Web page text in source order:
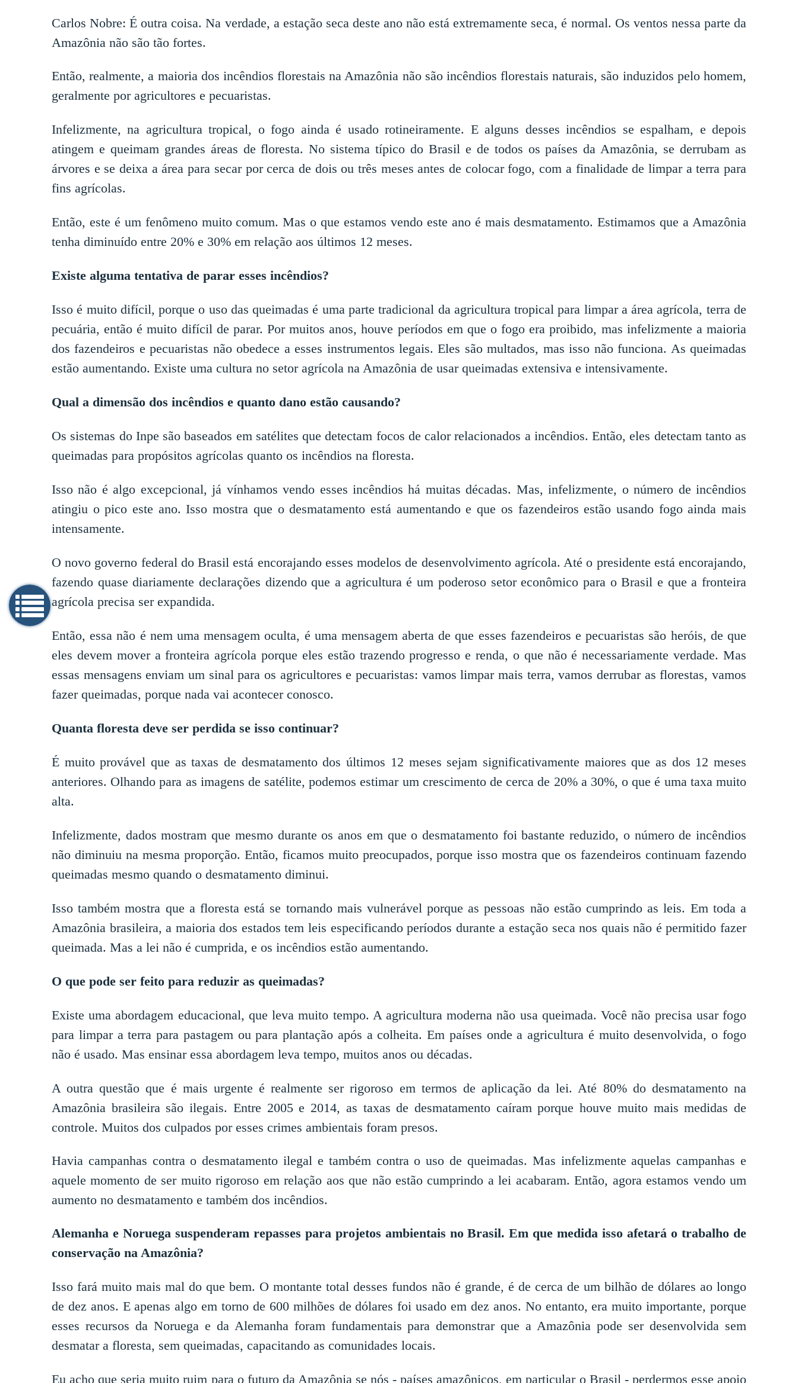
Carlos Nobre: É outra coisa. Na verdade, a estação seca deste ano não está extremamente seca, é normal. Os ventos nessa parte da
Amazônia não são tão fortes.
Então, realmente, a maioria dos incêndios florestais na Amazônia não são incêndios florestais naturais, são induzidos pelo homem,
geralmente por agricultores e pecuaristas.
Infelizmente, na agricultura tropical, o fogo ainda é usado rotineiramente. E alguns desses incêndios se espalham, e depois
atingem e queimam grandes áreas de floresta. No sistema típico do Brasil e de todos os países da Amazônia, se derrubam as
árvores e se deixa a área para secar por cerca de dois ou três meses antes de colocar fogo, com a finalidade de limpar a terra para
fins agrícolas.
Então, este é um fenômeno muito comum. Mas o que estamos vendo este ano é mais desmatamento. Estimamos que a Amazônia
tenha diminuído entre 20% e 30% em relação aos últimos 12 meses.
Existe alguma tentativa de parar esses incêndios?
Isso é muito difícil, porque o uso das queimadas é uma parte tradicional da agricultura tropical para limpar a área agrícola, terra de
pecuária, então é muito difícil de parar. Por muitos anos, houve períodos em que o fogo era proibido, mas infelizmente a maioria
dos fazendeiros e pecuaristas não obedece a esses instrumentos legais. Eles são multados, mas isso não funciona. As queimadas
estão aumentando. Existe uma cultura no setor agrícola na Amazônia de usar queimadas extensiva e intensivamente.
Qual a dimensão dos incêndios e quanto dano estão causando?
Os sistemas do Inpe são baseados em satélites que detectam focos de calor relacionados a incêndios. Então, eles detectam tanto as
queimadas para propósitos agrícolas quanto os incêndios na floresta.
Isso não é algo excepcional, já vínhamos vendo esses incêndios há muitas décadas. Mas, infelizmente, o número de incêndios
atingiu o pico este ano. Isso mostra que o desmatamento está aumentando e que os fazendeiros estão usando fogo ainda mais
intensamente.
O novo governo federal do Brasil está encorajando esses modelos de desenvolvimento agrícola. Até o presidente está encorajando,
fazendo quase diariamente declarações dizendo que a agricultura é um poderoso setor econômico para o Brasil e que a fronteira
agrícola precisa ser expandida.
Então, essa não é nem uma mensagem oculta, é uma mensagem aberta de que esses fazendeiros e pecuaristas são heróis, de que
eles devem mover a fronteira agrícola porque eles estão trazendo progresso e renda, o que não é necessariamente verdade. Mas
essas mensagens enviam um sinal para os agricultores e pecuaristas: vamos limpar mais terra, vamos derrubar as florestas, vamos
fazer queimadas, porque nada vai acontecer conosco.
Quanta floresta deve ser perdida se isso continuar?
É muito provável que as taxas de desmatamento dos últimos 12 meses sejam significativamente maiores que as dos 12 meses
anteriores. Olhando para as imagens de satélite, podemos estimar um crescimento de cerca de 20% a 30%, o que é uma taxa muito
alta.
Infelizmente, dados mostram que mesmo durante os anos em que o desmatamento foi bastante reduzido, o número de incêndios
não diminuiu na mesma proporção. Então, ficamos muito preocupados, porque isso mostra que os fazendeiros continuam fazendo
queimadas mesmo quando o desmatamento diminui.
Isso também mostra que a floresta está se tornando mais vulnerável porque as pessoas não estão cumprindo as leis. Em toda a
Amazônia brasileira, a maioria dos estados tem leis especificando períodos durante a estação seca nos quais não é permitido fazer
queimada. Mas a lei não é cumprida, e os incêndios estão aumentando.
O que pode ser feito para reduzir as queimadas?
Existe uma abordagem educacional, que leva muito tempo. A agricultura moderna não usa queimada. Você não precisa usar fogo
para limpar a terra para pastagem ou para plantação após a colheita. Em países onde a agricultura é muito desenvolvida, o fogo
não é usado. Mas ensinar essa abordagem leva tempo, muitos anos ou décadas.
A outra questão que é mais urgente é realmente ser rigoroso em termos de aplicação da lei. Até 80% do desmatamento na
Amazônia brasileira são ilegais. Entre 2005 e 2014, as taxas de desmatamento caíram porque houve muito mais medidas de
controle. Muitos dos culpados por esses crimes ambientais foram presos.
Havia campanhas contra o desmatamento ilegal e também contra o uso de queimadas. Mas infelizmente aquelas campanhas e
aquele momento de ser muito rigoroso em relação aos que não estão cumprindo a lei acabaram. Então, agora estamos vendo um
aumento no desmatamento e também dos incêndios.
Alemanha e Noruega suspenderam repasses para projetos ambientais no Brasil. Em que medida isso afetará o trabalho de
conservação na Amazônia?
Isso fará muito mais mal do que bem. O montante total desses fundos não é grande, é de cerca de um bilhão de dólares ao longo
de dez anos. E apenas algo em torno de 600 milhões de dólares foi usado em dez anos. No entanto, era muito importante, porque
esses recursos da Noruega e da Alemanha foram fundamentais para demonstrar que a Amazônia pode ser desenvolvida sem
desmatar a floresta, sem queimadas, capacitando as comunidades locais.
Eu acho que seria muito ruim para o futuro da Amazônia se nós - países amazônicos, em particular o Brasil - perdermos esse apoio